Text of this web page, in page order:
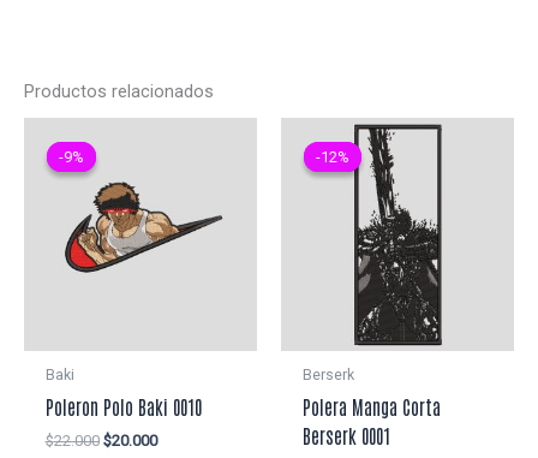
Productos relacionados
-9%
-9%
Baki
Poleron Polo Baki 0010
$22.000 El
$20.000El
-12%
-12%
Berserk
Polera Manga Corta
Berserk 0001